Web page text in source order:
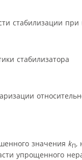
стабилизации
стабилизатора
значения kП,
упрощенного